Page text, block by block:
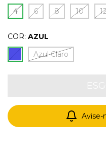
4
6 8 10
COR: AZUL
Azul Claro
Avise-